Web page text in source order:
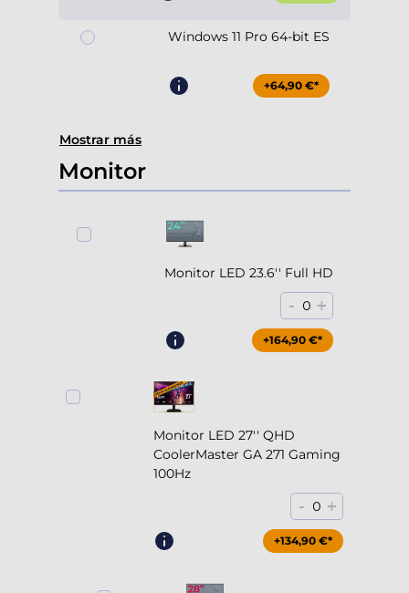
Windows 11 Pro 64-bit ES
+64,90 €*
Mostrar más
Monitor
Monitor LED 23.6'' Full HD
- 0 +
+164,90 €*
Monitor LED 27'' QHD
CoolerMaster GA 271 Gaming
100Hz
- 0 +
+204,90 €*
+134,90 €*